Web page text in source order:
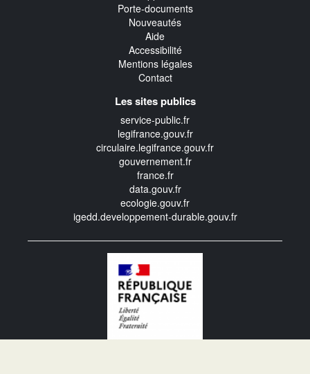
Porte-documents
Nouveautés
Aide
Accessibilité
Mentions légales
Contact
Les sites publics
service-public.fr
legifrance.gouv.fr
circulaire.legifrance.gouv.fr
gouvernement.fr
france.fr
data.gouv.fr
ecologie.gouv.fr
igedd.developpement-durable.gouv.fr